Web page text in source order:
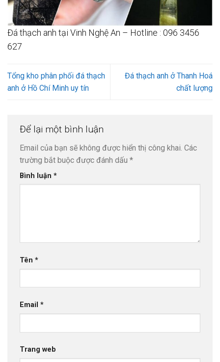
Đá thạch anh tại Vinh Nghệ An – Hotline : 096 3456
627
Tổng kho phân phối đá thạch
anh ở Hồ Chí Minh uy tín
Đá thạch anh ở Thanh Hoá
chất lượng
Để lại một bình luận
Email của bạn sẽ không được hiển thị công khai. Các
trường bắt buộc được đánh dấu *
Bình luận *
Tên *
Email *
Trang web